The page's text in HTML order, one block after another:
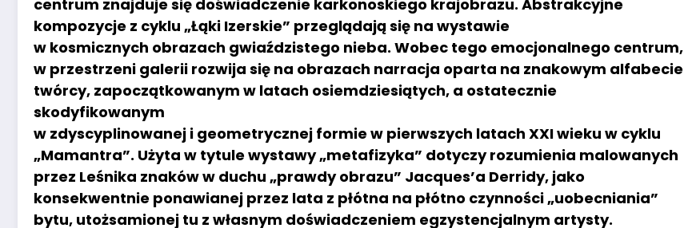
centrum znajduje się doświadczenie karkonoskiego krajobrazu. Abstrakcyjne
kompozycje z cyklu „Łąki Izerskie” przeglądają się na wystawie
w kosmicznych obrazach gwiaździstego nieba. Wobec tego emocjonalnego centrum,
w przestrzeni galerii rozwija się na obrazach narracja oparta na znakowym alfabecie
twórcy, zapoczątkowanym w latach osiemdziesiątych, a ostatecznie
skodyfikowanym
w zdyscyplinowanej i geometrycznej formie w pierwszych latach XXI wieku w cyklu
„Mamantra”. Użyta w tytule wystawy „metafizyka” dotyczy rozumienia malowanych
przez Leśnika znaków w duchu „prawdy obrazu” Jacques’a Derridy, jako
konsekwentnie ponawianej przez lata z płótna na płótno czynności „uobecniania”
bytu, utożsamionej tu z własnym doświadczeniem egzystencjalnym artysty.